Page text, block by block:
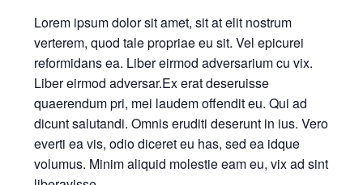
Lorem ipsum dolor sit amet, sit at elit nostrum
verterem, quod tale propriae eu sit. Vel epicurei
reformidans ea. Liber eirmod adversarium cu vix.
Liber eirmod adversar.Ex erat deseruisse
quaerendum pri, mei laudem offendit eu. Qui ad
dicunt salutandi. Omnis eruditi deserunt in ius. Vero
everti ea vis, odio diceret eu has, sed ea idque
volumus. Minim aliquid molestie eam eu, vix ad sint